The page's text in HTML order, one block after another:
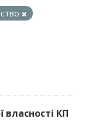
власності КП